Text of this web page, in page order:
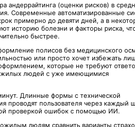
андеррайтинга (оценки рисков) в
Современные автоматизированные
примерно до девяти дней, а в
историю болезни и факторы риска,
быстрее.
полисов без медицинского
или просто хочет избежать
которые не требуют
людей с уже имеющимися
Длинные формы с технической
пользователя через каждый
проверкой ошибок с помощью ИИ.
людям сравнить варианты